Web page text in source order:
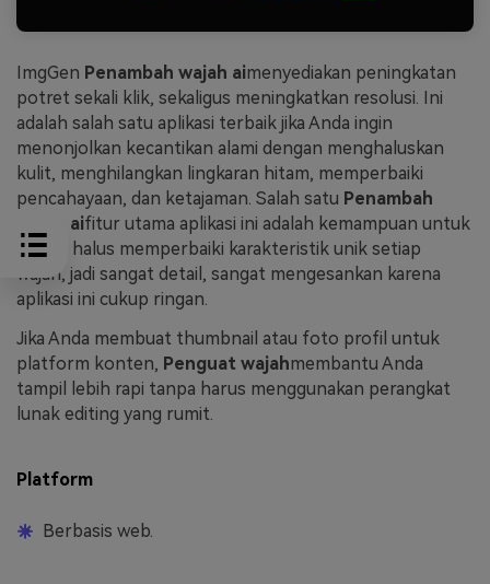
ImgGen Penambah wajah aimenyediakan peningkatan
potret sekali klik, sekaligus meningkatkan resolusi. Ini
adalah salah satu aplikasi terbaik jika Anda ingin
menonjolkan kecantikan alami dengan menghaluskan
kulit, menghilangkan lingkaran hitam, memperbaiki
pencahayaan, dan ketajaman. Salah satu Penambah
wajah aifitur utama aplikasi ini adalah kemampuan untuk
secara halus memperbaiki karakteristik unik setiap
wajah, jadi sangat detail, sangat mengesankan karena
aplikasi ini cukup ringan.
Jika Anda membuat thumbnail atau foto profil untuk
platform konten, Penguat wajahmembantu Anda
tampil lebih rapi tanpa harus menggunakan perangkat
lunak editing yang rumit.
Platform
Berbasis web.